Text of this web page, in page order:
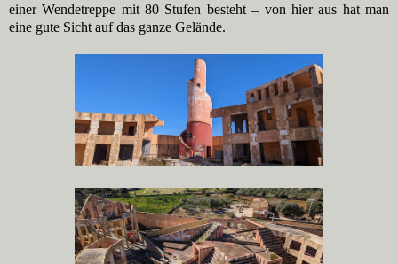
einer Wendetreppe mit 80 Stufen besteht – von hier aus hat man
eine gute Sicht auf das ganze Gelände.